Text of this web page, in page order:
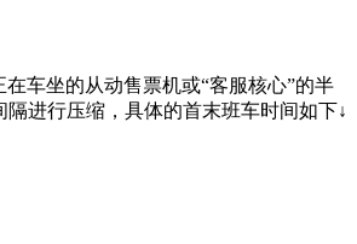
车坐的从动售票机或“客服核心”的半
进行压缩，具体的首末班车时间如下↓